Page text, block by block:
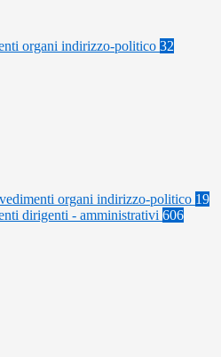
organi indirizzo-politico 32
organi indirizzo-politico 19
dirigenti - amministrativi 606